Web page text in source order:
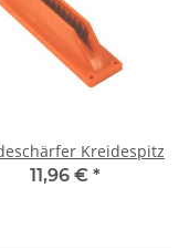
Kreidespitz
11,96 € *